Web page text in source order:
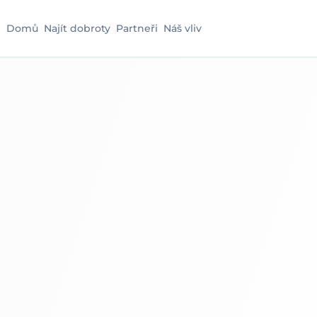
Domů Najít dobroty Partneři Náš vliv